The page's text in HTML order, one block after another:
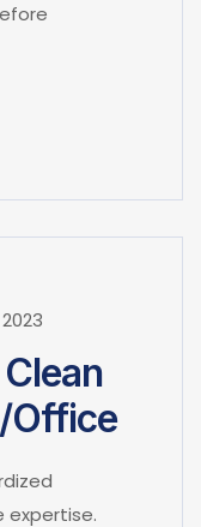
Office
expertise.